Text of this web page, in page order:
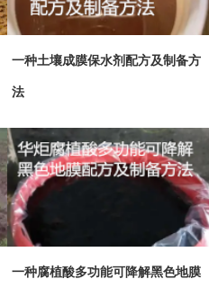
一种土壤成膜保水剂配方及制备方
法
一种腐植酸多功能可降解黑色地膜